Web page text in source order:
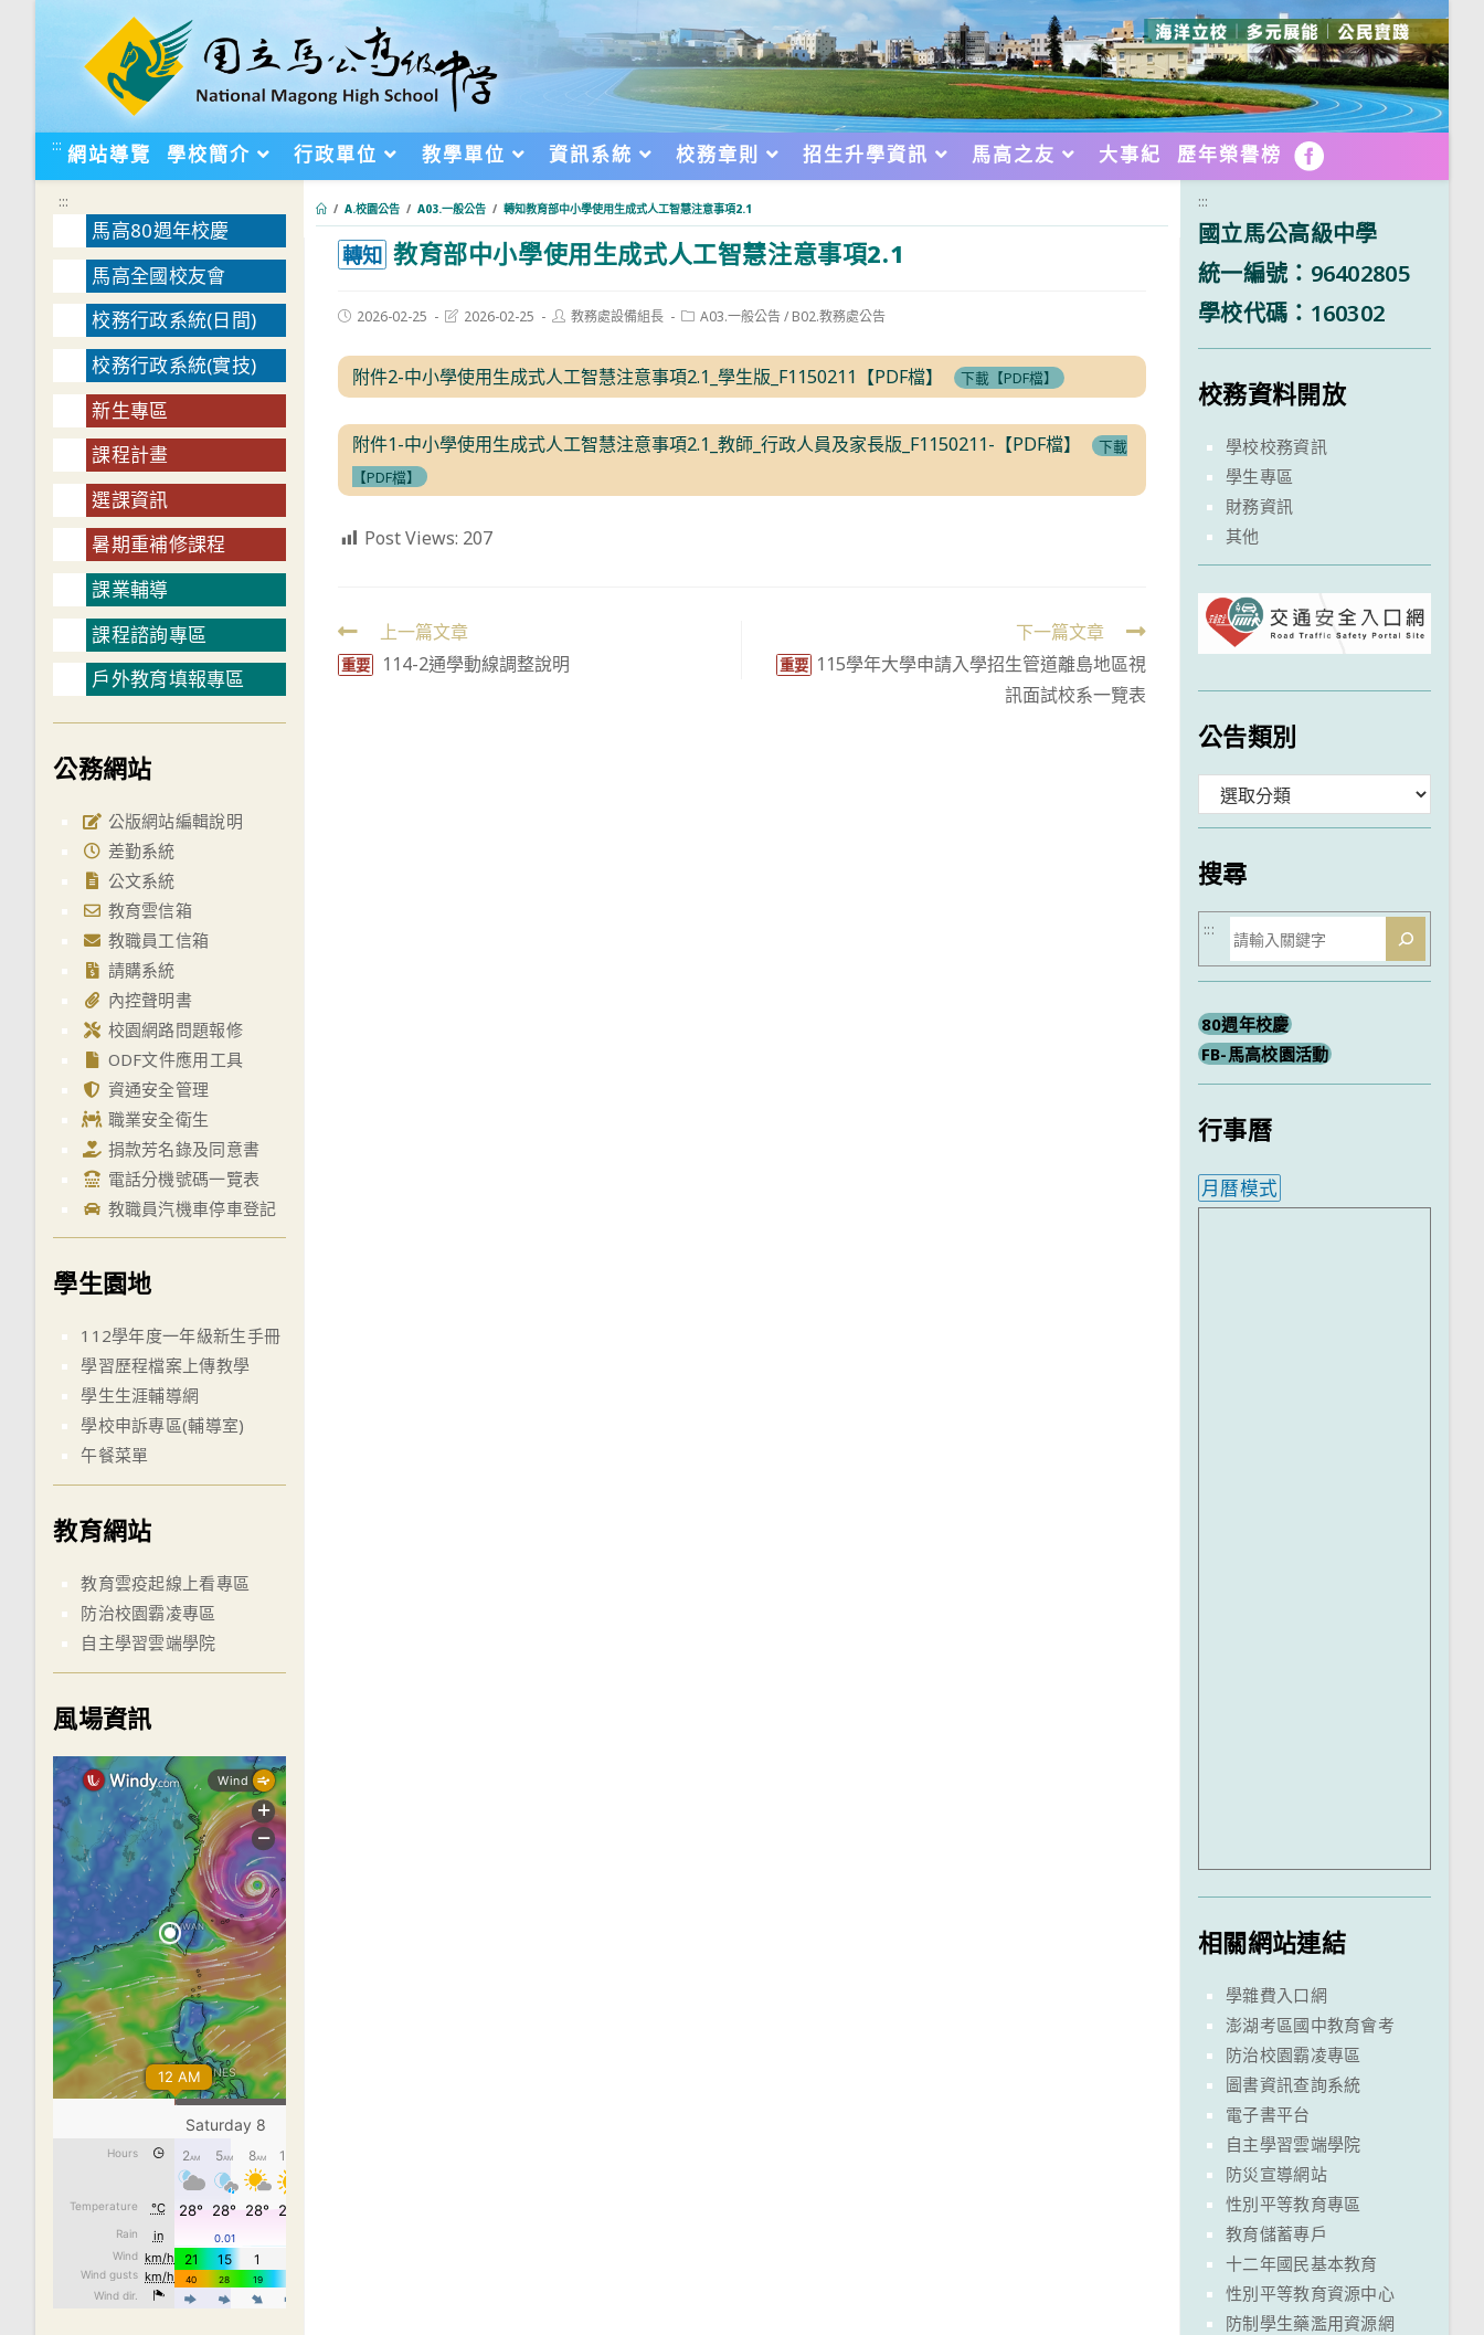
::: 網站導覽 學校簡介 行政單位 教學單位 資訊系統 校務章則 招生升學資訊 馬高之友 大事紀 歷年榮譽榜 FB
/ A.校園公告 / A03.一般公告 / 轉知教育部中小學使用生成式人工智慧注意事項2.1
轉知 教育部中小學使用生成式人工智慧注意事項2.1
Post2026-02-25
Post2026-02-25
Post教務處設備組長
PostA03.一般公告/ B02.教務處公告
附件2-中小學使用生成式人工智慧注意事項2.1_學生版_F1150211【PDF檔】 下載【PDF檔】
附件1-中小學使用生成式人工智慧注意事項2.1_教師_行政人員及家長版_F1150211-【PDF檔】
下載
【PDF檔】
Post Views: 207
Read
more
上一篇文章
重要 114-2通學動線調整說明
下一篇文章
重要 115學年大學申請入學招生管道離島地區視
訊面試校系一覽表
:::
馬高80週年校慶
馬高全國校友會
校務行政系統(日間)
校務行政系統(實技)
新生專區
課程計畫
選課資訊
暑期重補修課程
課業輔導
課程諮詢專區
戶外教育填報專區
公務網站
公版網站編輯說明
差勤系統
公文系統
教育雲信箱
教職員工信箱
請購系統
內控聲明書
校園網路問題報修
ODF文件應用工具
資通安全管理
職業安全衛生
捐款芳名錄及同意書
電話分機號碼一覽表
教職員汽機車停車登記
學生園地
112學年度一年級新生手冊
學習歷程檔案上傳教學
學生生涯輔導網
學校申訴專區(輔導室)
午餐菜單
教育網站
教育雲疫起線上看專區
防治校園霸凌專區
自主學習雲端學院
風場資訊
:::
國立馬公高級中學
統一編號：96402805
學校代碼：160302
校務資料開放
學校校務資訊
學生專區
財務資訊
其他
公告類別
類
搜尋
搜
尋
:::
80週年校慶
FB-馬高校園活動
行事曆
月曆模式
相關網站連結
學雜費入口網
澎湖考區國中教育會考
防治校園霸凌專區
圖書資訊查詢系統
電子書平台
自主學習雲端學院
防災宣導網站
性別平等教育專區
教育儲蓄專戶
十二年國民基本教育
性別平等教育資源中心
防制學生藥濫用資源網